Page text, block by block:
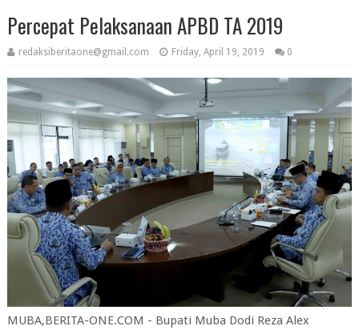
Percepat Pelaksanaan APBD TA 2019
redaksiberitaone@gmail.com Friday, April 19, 2019 0
MUBA,BERITA-ONE.COM - Bupati Muba Dodi Reza Alex